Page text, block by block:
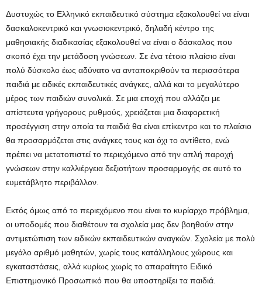
Δυστυχώς το Ελληνικό εκπαιδευτικό σύστημα εξακολουθεί να είναι
δασκαλοκεντρικό και γνωσιοκεντρικό, δηλαδή κέντρο της
μαθησιακής διαδικασίας εξακολουθεί να είναι ο δάσκαλος που
σκοπό έχει την μετάδοση γνώσεων. Σε ένα τέτοιο πλαίσιο είναι
πολύ δύσκολο έως αδύνατο να ανταποκριθούν τα περισσότερα
παιδιά με ειδικές εκπαιδευτικές ανάγκες, αλλά και το μεγαλύτερο
μέρος των παιδιών συνολικά. Σε μια εποχή που αλλάζει με
απίστευτα γρήγορους ρυθμούς, χρειάζεται μια διαφορετική
προσέγγιση στην οποία τα παιδιά θα είναι επίκεντρο και το πλαίσιο
θα προσαρμόζεται στις ανάγκες τους και όχι το αντίθετο, ενώ
πρέπει να μετατοπιστεί το περιεχόμενο από την απλή παροχή
γνώσεων στην καλλιέργεια δεξιοτήτων προσαρμογής σε αυτό το
ευμετάβλητο περιβάλλον.
Εκτός όμως από το περιεχόμενο που είναι το κυρίαρχο πρόβλημα,
οι υποδομές που διαθέτουν τα σχολεία μας δεν βοηθούν στην
αντιμετώπιση των ειδικών εκπαιδευτικών αναγκών. Σχολεία με πολύ
μεγάλο αριθμό μαθητών, χωρίς τους κατάλληλους χώρους και
εγκαταστάσεις, αλλά κυρίως χωρίς το απαραίτητο Ειδικό
Επιστημονικό Προσωπικό που θα υποστηρίξει τα παιδιά.